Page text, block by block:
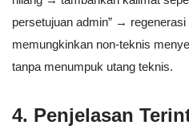
persetujuan admin” →
memungkinkan non-teknis
tanpa menumpuk utang teknis.
4. Penjelasan